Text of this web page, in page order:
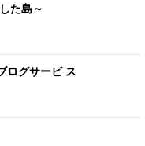
た島～
ログサービ ス